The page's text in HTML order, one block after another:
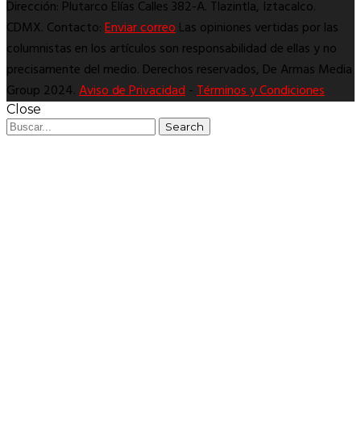
Dirección: Plutarco Elías Calles 382-A. Tlazintla, Iztacalco.
CDMX. Contacto:Enviar correoLas opiniones vertidas por las
columnistas en los artículos son responsabilidad de ellas y no
precisamente del medio. Derechos reservados, De Armas Media
Group 2024.Aviso de Privacidad-Términos y Condiciones
Close